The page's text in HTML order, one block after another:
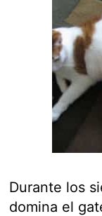
Durante los
domina el